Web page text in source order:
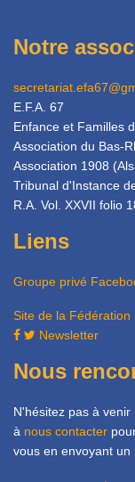
Notre
E.F.A. 67
Enfance et Familles
Association du Bas-
Association 1908
Tribunal d'Instance
R.A. Vol. XXVII folio
Liens
Groupe privé
Site de la Fédération
Newsletter
Nous
N'hésitez pas à
à nous contacter
vous en envoyant un